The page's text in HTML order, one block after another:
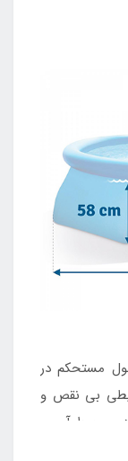
مستحکم در
بی نقص و
محیط آبی و
کم دارند می